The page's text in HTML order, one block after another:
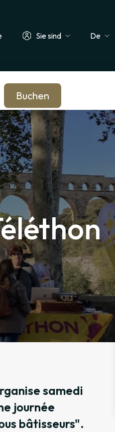
Sie sind
Select
Buchen
samedi
journée
bâtisseurs".